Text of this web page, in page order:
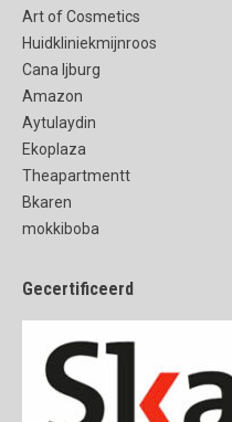
Art of Cosmetics
Huidkliniekmijnroos
Cana Ijburg
Amazon
Aytulaydin
Ekoplaza
Theapartmentt
Bkaren
mokkiboba
Gecertificeerd